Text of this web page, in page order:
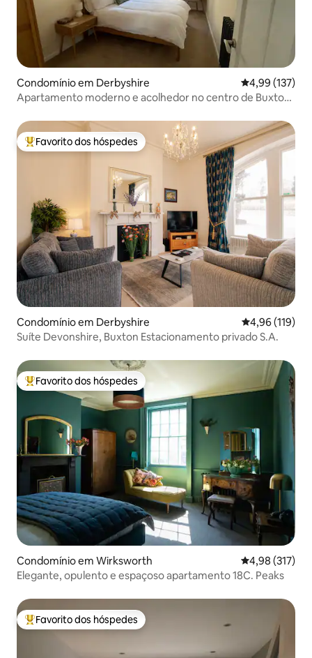
Condomínio em Derbyshire Classificação
4,99 (137)
Apartamento moderno e acolhedor no centro de Buxton |
Favoritos dos hóspedes mais apreciados
Favorito dos hóspedes
Condomínio em Derbyshire Classificação
4,96 (119)
Suíte Devonshire, Buxton Estacionamento privado S.A.
Favoritos dos hóspedes mais apreciados
Favorito dos hóspedes
Condomínio em Wirksworth Classificação
4,98 (317)
Elegante, opulento e espaçoso apartamento 18C. Peaks
Favoritos dos hóspedes mais apreciados
Favorito dos hóspedes